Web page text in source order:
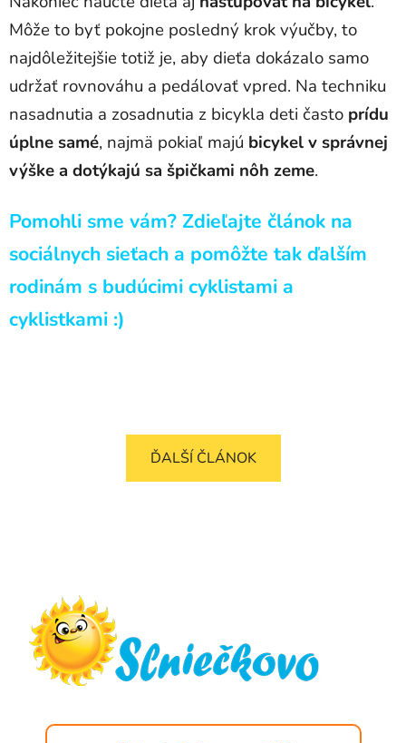
Môže to byť pokojne posledný krok výučby, to
najdôležitejšie totiž je, aby dieťa dokázalo samo
udržať rovnováhu a pedálovať vpred. Na techniku
nasadnutia a zosadnutia z bicykla deti často prídu
úplne samé, najmä pokiaľ majú bicykel v správnej
výške a dotýkajú sa špičkami nôh zeme.
Pomohli sme vám? Zdieľajte článok na
sociálnych sieťach a pomôžte tak ďalším
rodinám s budúcimi cyklistami a
cyklistkami :)
ĎALŠÍ ČLÁNOK